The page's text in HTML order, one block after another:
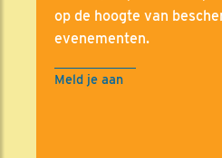
op de hoogte van
evenementen.
Meld je aan